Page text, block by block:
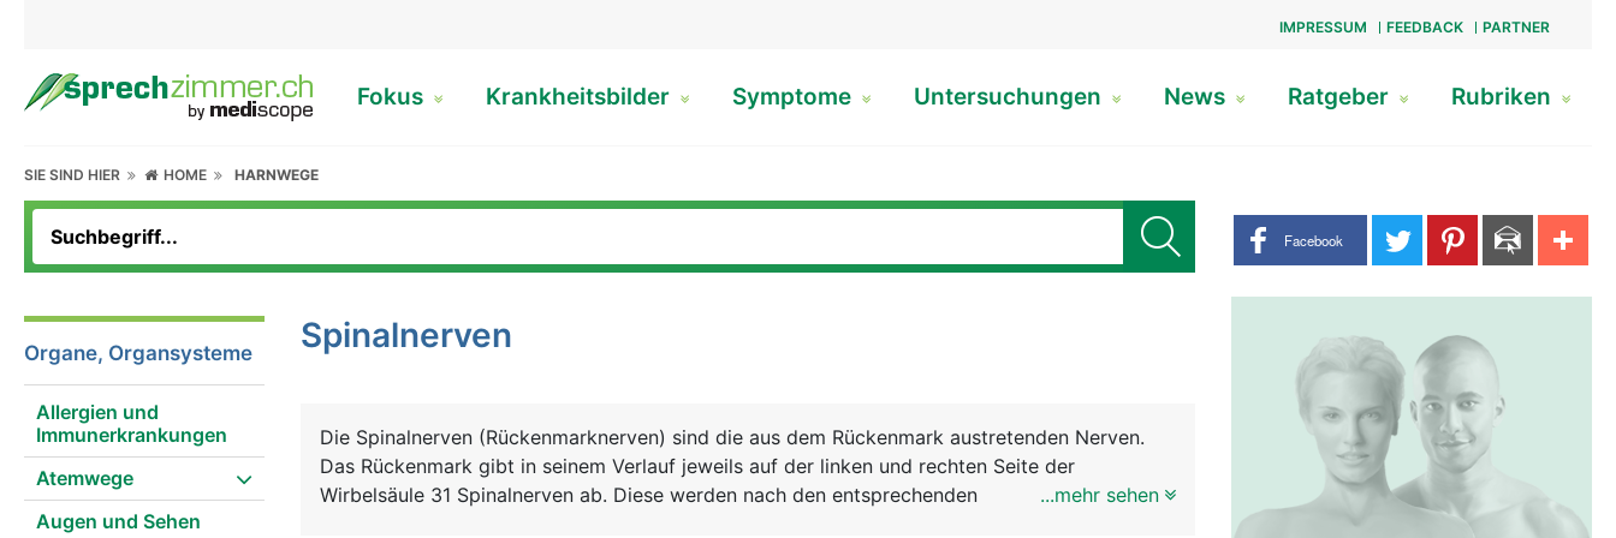
IMPRESSUM FEEDBACK PARTNER
Fokus Krankheitsbilder Symptome Untersuchungen News Ratgeber Rubriken
SIE SIND HIER HOME HARNWEGE
Share buttons
Facebook
Organe, Organsysteme
Allergien und
Immunerkrankungen
Atemwege
Augen und Sehen
Spinalnerven
Die Spinalnerven (Rückenmarknerven) sind die aus dem Rückenmark austretenden Nerven.
Das Rückenmark gibt in seinem Verlauf jeweils auf der linken und rechten Seite der
Wirbelsäule 31 Spinalnerven ab. Diese werden nach den entsprechenden
...mehr sehen